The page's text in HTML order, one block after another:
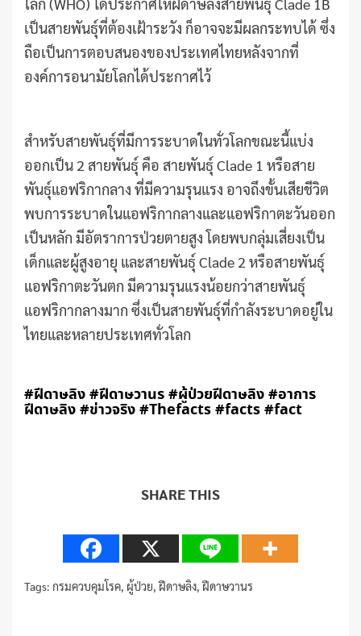
โลก (WHO) ได้ประกาศให้ฝีดาษลิงสายพันธุ์ Clade 1B
เป็นสายพันธุ์ที่ต้องเฝ้าระวัง ก็อาจจะมีผลกระทบได้ ซึ่ง
ถือเป็นการตอบสนองของประเทศไทยหลังจากที่
องค์การอนามัยโลกได้ประกาศไว้
สำหรับสายพันธุ์ที่มีการระบาดในทั่วโลกขณะนี้แบ่ง
ออกเป็น 2 สายพันธุ์ คือ สายพันธุ์ Clade 1 หรือสาย
พันธุ์แอฟริกากลาง ที่มีความรุนแรง อาจถึงขั้นเสียชีวิต
พบการระบาดในแอฟริกากลางและแอฟริกาตะวันออก
เป็นหลัก มีอัตราการป่วยตายสูง โดยพบกลุ่มเสี่ยงเป็น
เด็กและผู้สูงอายุ และสายพันธุ์ Clade 2 หรือสายพันธุ์
แอฟริกาตะวันตก มีความรุนแรงน้อยกว่าสายพันธุ์
แอฟริกากลางมาก ซึ่งเป็นสายพันธุ์ที่กำลังระบาดอยู่ใน
ไทยและหลายประเทศทั่วโลก
#ฝีดาษลิง #ฝีดาษวานร #ผู้ป่วยฝีดาษลิง #อาการ
ฝีดาษลิง #ข่าวจริง #Thefacts #facts #fact
SHARE THIS
Tags: กรมควบคุมโรค, ผู้ป่วย,ฝีดาษลิง,ฝีดาษวานร